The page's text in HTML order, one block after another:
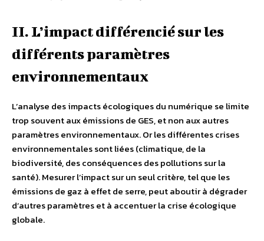
II. L’impact différencié sur les
différents paramètres
environnementaux
L’analyse des impacts écologiques du numérique se limite
trop souvent aux émissions de GES, et non aux autres
paramètres environnementaux. Or les différentes crises
environnementales sont liées (climatique, de la
biodiversité, des conséquences des pollutions sur la
santé). Mesurer l’impact sur un seul critère, tel que les
émissions de gaz à effet de serre, peut aboutir à dégrader
d’autres paramètres et à accentuer la crise écologique
globale.